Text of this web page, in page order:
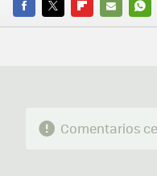
FACEBOOK
TWITTERFLIPBOARD
E-
Comentarios